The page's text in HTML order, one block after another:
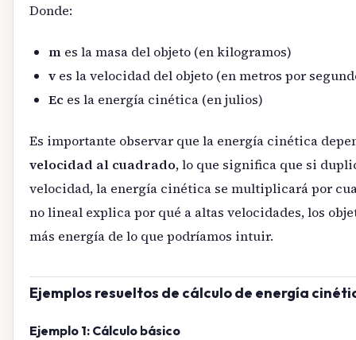
Donde:
m es la masa del objeto (en kilogramos)
v es la velocidad del objeto (en metros por
Ec es la energía cinética (en julios)
Es importante observar que la energía cinética
velocidad al cuadrado, lo que significa que si
velocidad, la energía cinética se multiplicará por
no lineal explica por qué a altas velocidades, los
más energía de lo que podríamos intuir.
Ejemplos resueltos de cálculo de energía
Ejemplo 1: Cálculo básico